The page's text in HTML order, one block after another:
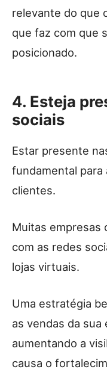
relevante do que
que faz com que
posicionado.
4. Esteja
sociais
Estar presente
fundamental
clientes.
Muitas empresas
com as redes
lojas virtuais.
Uma estratégia
as vendas da sua
aumentando a
causa o